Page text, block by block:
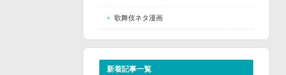
歌舞伎ネタ漫画
新着記事一覧